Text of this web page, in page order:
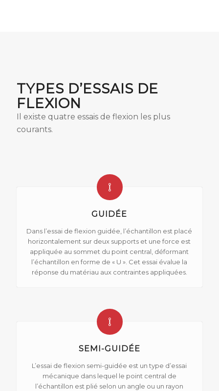
TYPES D’ESSAIS DE
FLEXION
Il existe quatre essais de flexion les plus
courants.
GUIDÉE
Dans l’essai de flexion guidée, l’échantillon est placé
horizontalement sur deux supports et une force est
appliquée au sommet du point central, déformant
l’échantillon en forme de « U ». Cet essai évalue la
réponse du matériau aux contraintes appliquées.
SEMI-GUIDÉE
L’essai de flexion semi-guidée est un type d’essai
mécanique dans lequel le point central de
l’échantillon est plié selon un angle ou un rayon